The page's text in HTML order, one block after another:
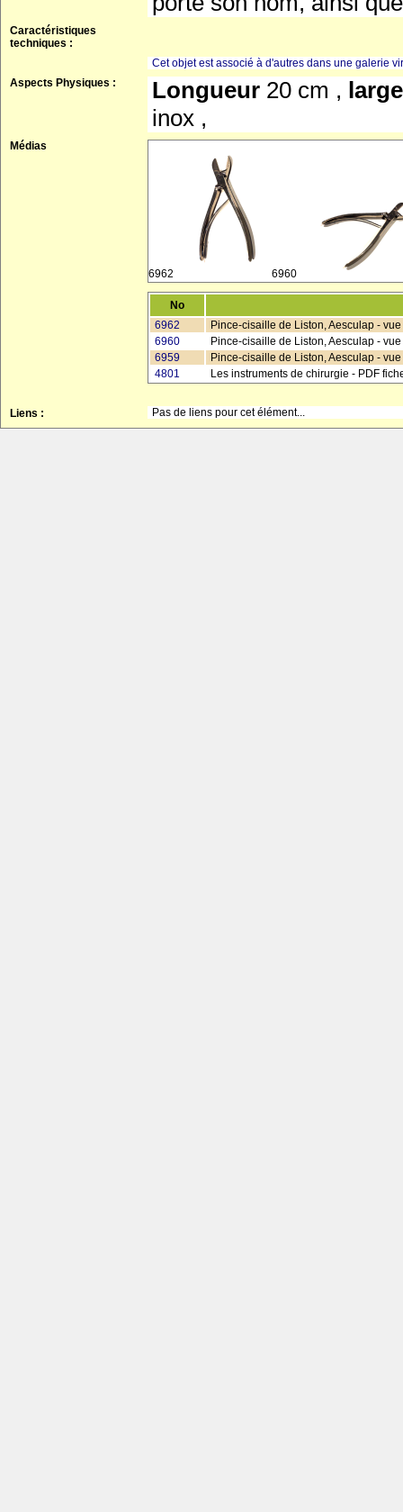
Caractéristiques
techniques :
Cet objet est associé à d'autres dans une galerie
Aspects Physiques :
Longueur 20 cm ,
inox ,
Médias
6962 6960
No
6962
Pince-cisaille de Liston, Aesculap -
6960
Pince-cisaille de Liston, Aesculap -
6959
Pince-cisaille de Liston, Aesculap -
4801
Les instruments de chirurgie - PDF
Liens : Pas de liens pour cet élément...